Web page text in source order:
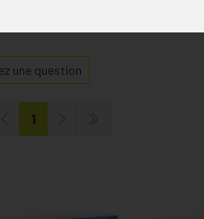
une question
1